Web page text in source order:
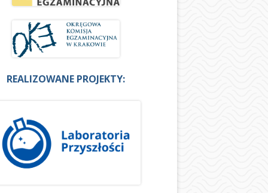
REALIZOWANE PROJEKTY: